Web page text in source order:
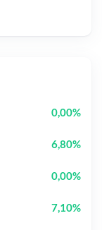
0,00%
6,80%
0,00%
7,10%